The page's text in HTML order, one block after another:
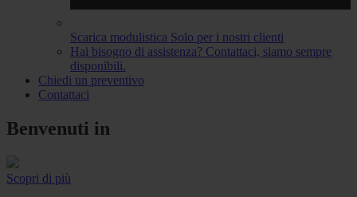
Scarica modulistica Solo per i nostri clienti
Hai bisogno di assistenza? Contattaci, siamo sempre
disponibili.
Chiedi un preventivo
Contattaci
Benvenuti in
Scopri di più